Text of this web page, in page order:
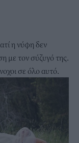
η νύφη δεν
με τον σύζυγό της.
σε όλο αυτό.